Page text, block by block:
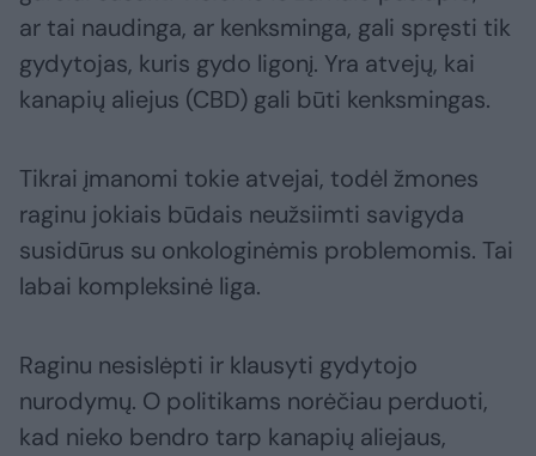
ar tai naudinga, ar kenksminga, gali spręsti tik
gydytojas, kuris gydo ligonį. Yra atvejų, kai
kanapių aliejus (CBD) gali būti kenksmingas.
Tikrai įmanomi tokie atvejai, todėl žmones
raginu jokiais būdais neužsiimti savigyda
susidūrus su onkologinėmis problemomis. Tai
labai kompleksinė liga.
Raginu nesislėpti ir klausyti gydytojo
nurodymų. O politikams norėčiau perduoti,
kad nieko bendro tarp kanapių aliejaus,